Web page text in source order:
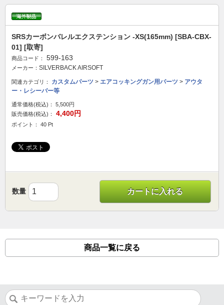
SRSカーボンバレルエクステンション -XS(165mm) [SBA-CBX-
01] [取寄]
商品コード： 599-163
メーカー： SILVERBACK AIRSOFT
関連カテゴリ： カスタムパーツ > エアコッキングガン用パーツ > アウタ
ー・レシーバー等
通常価格(税込)：
5,500円
販売価格(税込)：
4,400円
ポイント： 40 Pt
数量 カートに入れる
商品一覧に戻る